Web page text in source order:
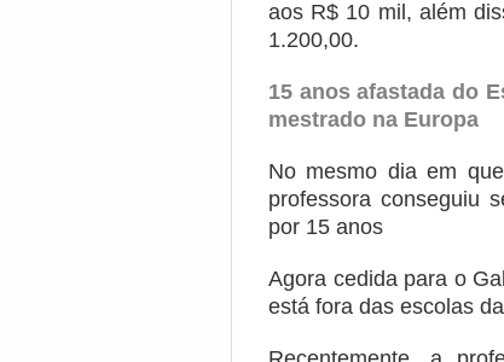
aos R$ 10 mil, além
1.200,00.
15 anos afastada do
mestrado na Europa
No mesmo dia em
professora conseguiu
por 15 anos
Agora cedida para o
está fora das escolas